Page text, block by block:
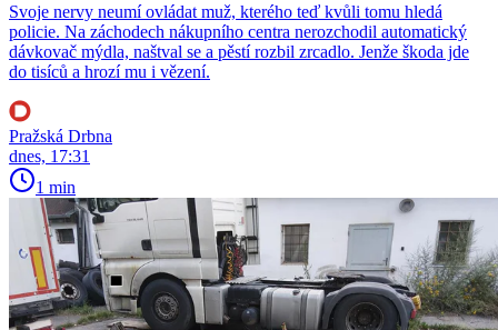
Svoje nervy neumí ovládat muž, kterého teď kvůli tomu hledá
policie. Na záchodech nákupního centra nerozchodil automatický
dávkovač mýdla, naštval se a pěstí rozbil zrcadlo. Jenže škoda jde
do tisíců a hrozí mu i vězení.
Pražská Drbna
dnes, 17:31
1 min